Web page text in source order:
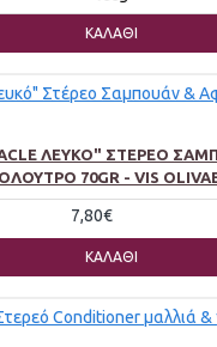
ΚΑΛΆΘΙ
ΛΕΥΚΌ" ΣΤΈΡΕΟ
70GR - VIS
7,80€
ΚΑΛΆΘΙ